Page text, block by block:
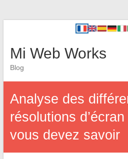
Mi Web Works
Blog
Analyse des
résolutions
vous devez savoir